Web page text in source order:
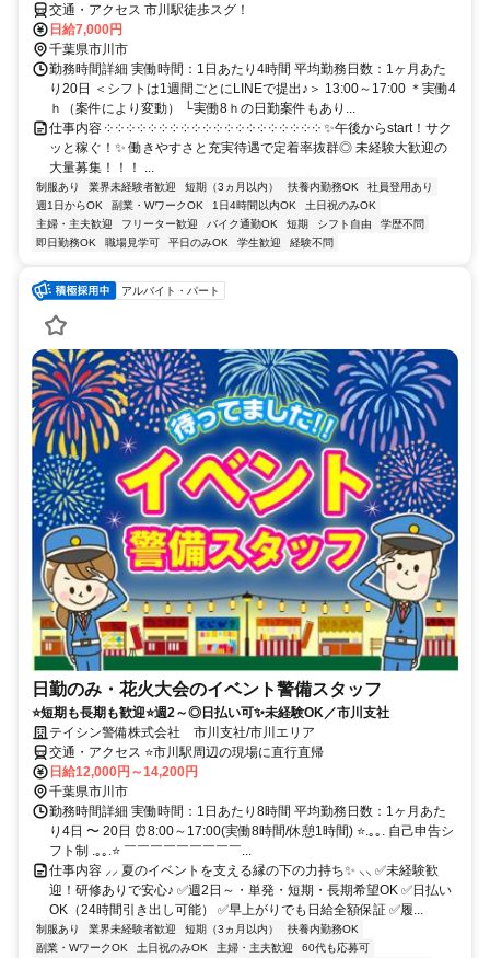
交通・アクセス 市川駅徒歩スグ！
日給7,000円
千葉県市川市
勤務時間詳細 実働時間：1日あたり4時間 平均勤務日数：1ヶ月あた
り20日 ＜シフトは1週間ごとにLINEで提出♪＞ 13:00～17:00 ＊実働4
ｈ（案件により変動） └実働8ｈの日勤案件もあり...
仕事内容 ༶ ༶ ༶ ༶ ༶ ༶ ༶ ༶ ༶ ༶ ༶ ༶ ༶ ༶ ༶ ༶ ༶ ༶ ༶ ༶ ✨午後からstart！サク
ッと稼ぐ！✨ 働きやすさと充実待遇で定着率抜群◎ 未経験大歓迎の
大量募集！！！ ...
制服あり 業界未経験者歓迎 短期（3ヵ月以内） 扶養内勤務OK
社員登用あり
週1日からOK
副業・WワークOK 1日4時間以内OK
土日祝のみOK
主婦・主夫歓迎
フリーター歓迎 バイク通勤OK 短期 シフト自由
学歴不問
即日勤務OK
職場見学可 平日のみOK 学生歓迎 経験不問
アルバイト・パート
日勤のみ・花火大会のイベント警備スタッフ
⭐短期も長期も歓迎⭐週2～◎日払い可✨未経験OK／市川支社
テイシン警備株式会社 市川支社/市川エリア
交通・アクセス ⭐市川駅周辺の現場に直行直帰
日給12,000円～14,200円
千葉県市川市
勤務時間詳細 実働時間：1日あたり8時間 平均勤務日数：1ヶ月あた
り4日 〜 20日 ⏰8:00～17:00(実働8時間/休憩1時間) ⭐.｡｡. 自己申告シ
フト制 .｡｡.⭐ ￣￣￣￣￣￣￣￣￣...
仕事内容 ⸝⸝ 夏のイベントを支える縁の下の力持ち✨ ⸜⸜ ✅未経験歓
迎！研修ありで安心♪ ✅週2日～・単発・短期・長期希望OK ✅日払い
OK（24時間引き出し可能） ✅早上がりでも日給全額保証 ✅履...
制服あり 業界未経験者歓迎 短期（3ヵ月以内）
扶養内勤務OK
副業・WワークOK
土日祝のみOK 主婦・主夫歓迎
60代も応募可